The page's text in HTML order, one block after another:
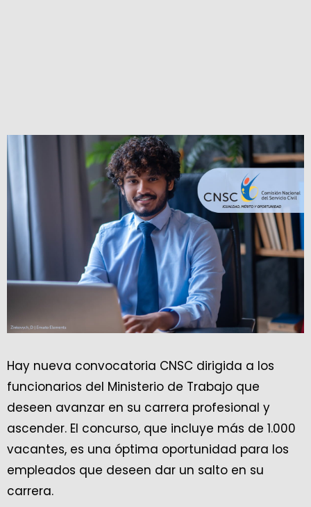
Hay nueva convocatoria CNSC dirigida a los
funcionarios del Ministerio de Trabajo que
deseen avanzar en su carrera profesional y
ascender. El concurso, que incluye más de 1.000
vacantes, es una óptima oportunidad para los
empleados que deseen dar un salto en su
carrera.